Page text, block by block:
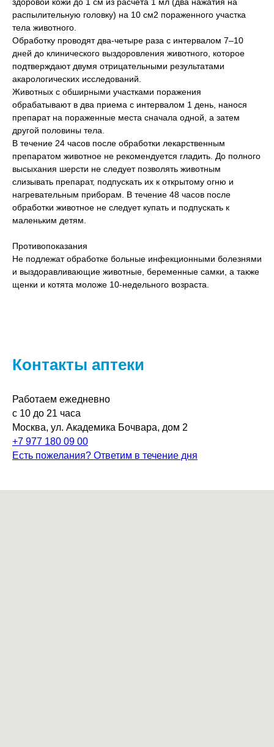
здоровой кожи до 1 см из расчета 1 мл (два нажатия на
распылительную головку) на 10 см2 пораженного участка
тела животного.
Обработку проводят два-четыре раза с интервалом 7–10
дней до клинического выздоровления животного, которое
подтверждают двумя отрицательными результатами
акарологических исследований.
Животных с обширными участками поражения
обрабатывают в два приема с интервалом 1 день, нанося
препарат на пораженные места сначала одной, а затем
другой половины тела.
В течение 24 часов после обработки лекарственным
препаратом животное не рекомендуется гладить. До полного
высыхания шерсти не следует позволять животным
слизывать препарат, подпускать их к открытому огню и
нагревательным приборам. В течение 48 часов после
обработки животное не следует купать и подпускать к
маленьким детям.
Противопоказания
Не подлежат обработке больные инфекционными болезнями
и выздоравливающие животные, беременные самки, а также
щенки и котята моложе 10-недельного возраста.
Контакты аптеки
Работаем ежедневно
с 10 до 21 часа
Москва, ул. Академика Бочвара, дом 2
+7 977 180 09 00
Есть пожелания? Ответим в течение дня